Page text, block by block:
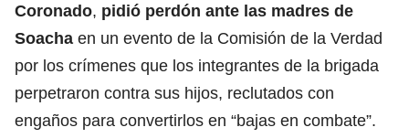
Coronado, pidió perdón ante las madres de
Soacha en un evento de la Comisión de la Verdad
por los crímenes que los integrantes de la brigada
perpetraron contra sus hijos, reclutados con
engaños para convertirlos en “bajas en combate”.